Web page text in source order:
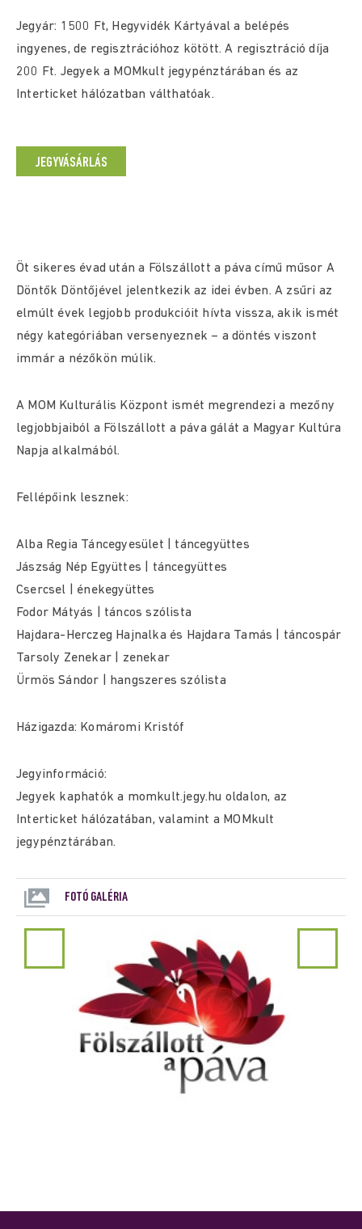
Jegyár: 1500 Ft, Hegyvidék Kártyával a belépés
ingyenes, de regisztrációhoz kötött. A regisztráció díja
200 Ft. Jegyek a MOMkult jegypénztárában és az
Interticket hálózatban válthatóak.
JEGYVÁSÁRLÁS
Öt sikeres évad után a Fölszállott a páva című műsor A
Döntők Döntőjével jelentkezik az idei évben. A zsűri az
elmúlt évek legjobb produkcióit hívta vissza, akik ismét
négy kategóriában versenyeznek – a döntés viszont
immár a nézőkön múlik.
A MOM Kulturális Központ ismét megrendezi a mezőny
legjobbjaiból a Fölszállott a páva gálát a Magyar Kultúra
Napja alkalmából.
Fellépőink lesznek:
Alba Regia Táncegyesület | táncegyüttes
Jászság Nép Együttes | táncegyüttes
Csercsel | énekegyüttes
Fodor Mátyás | táncos szólista
Hajdara-Herczeg Hajnalka és Hajdara Tamás | táncospár
Tarsoly Zenekar | zenekar
Ürmös Sándor | hangszeres szólista
Házigazda: Komáromi Kristóf
Jegyinformáció:
Jegyek kaphatók a momkult.jegy.hu oldalon, az
Interticket hálózatában, valamint a MOMkult
jegypénztárában.
FOTÓ GALÉRIA